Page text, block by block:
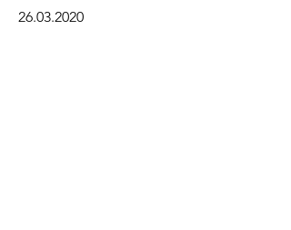
26.03.2020